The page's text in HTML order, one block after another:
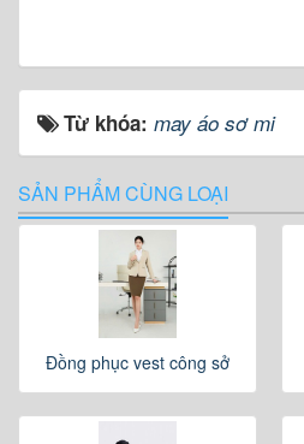
Từ khóa: may áo sơ mi
SẢN PHẨM CÙNG LOẠI
Đồng phục vest công sở